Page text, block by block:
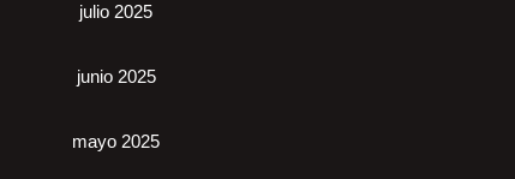
julio 2025
junio 2025
mayo 2025